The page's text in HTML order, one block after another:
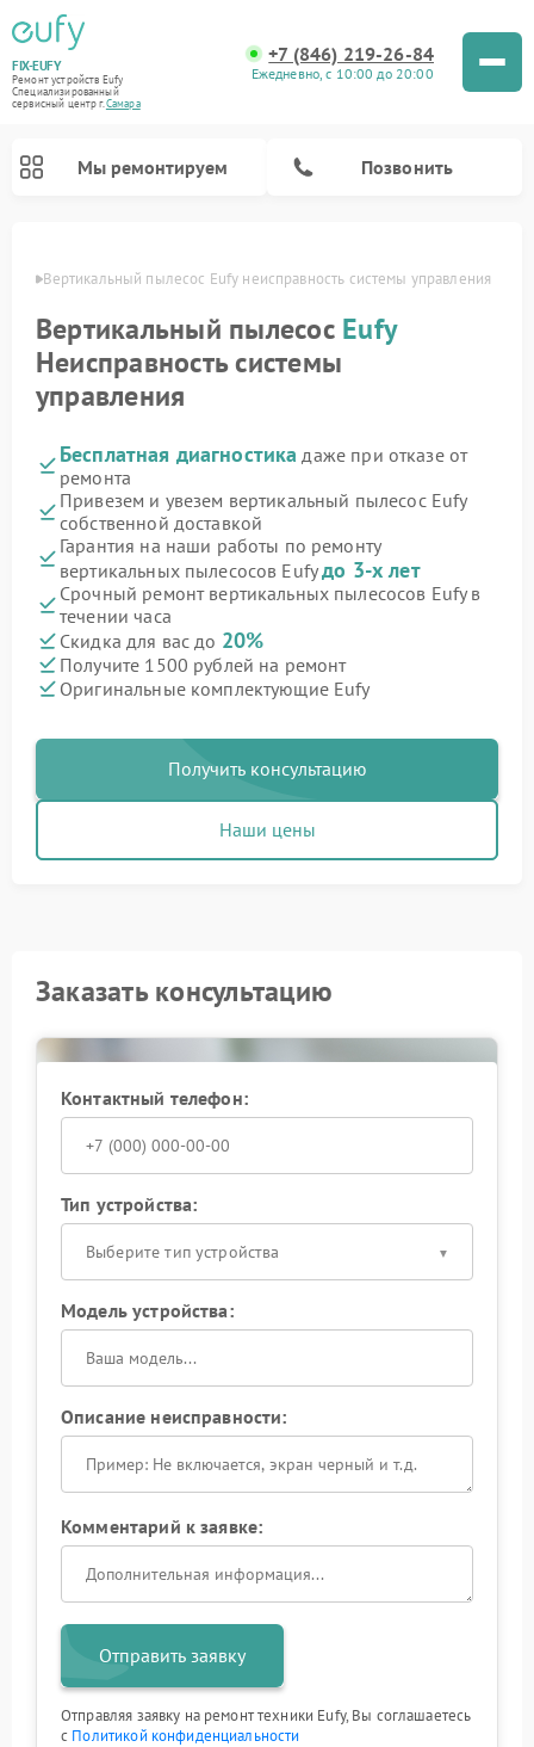
FIX-EUFY
Ремонт устройств Eufy
Специализированный
cервисный центр г.Самара
+7 (846) 219-26-84
Ежедневно, с 10:00 до 20:00
Мы ремонтируем Позвонить
Вертикальный пылесос Eufy неисправность системы управления
Вертикальный пылесос Eufy
Неисправность системы
управления
Бесплатная диагностика даже при отказе от
ремонта
Привезем и увезем вертикальный пылесос Eufy
собственной доставкой
Гарантия на наши работы по ремонту
вертикальных пылесосов Eufyдо 3-х лет
Срочный ремонт вертикальных пылесосов Eufy в
течении часа
Скидка для вас до 20%
Получите 1500 рублей на ремонт
Оригинальные комплектующие Eufy
Получить консультацию
Наши цены
Заказать консультацию
Контактный телефон:
Тип устройства:
Выберите тип устройства
Модель устройства:
Описание неисправности:
Комментарий к заявке:
Отправить заявку
Отправляя заявку на ремонт техники Eufy, Вы соглашаетесь
с Политикой конфиденциальности